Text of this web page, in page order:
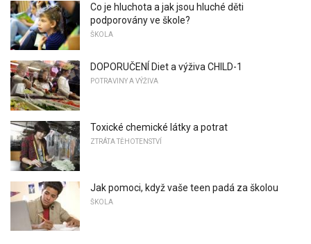
Co je hluchota a jak jsou hluché děti
podporovány ve škole?
ŠKOLA
DOPORUČENÍ Diet a výživa CHILD-1
POTRAVINY A VÝŽIVA
Toxické chemické látky a potrat
ZTRÁTA TĚHOTENSTVÍ
Jak pomoci, když vaše teen padá za školou
ŠKOLA